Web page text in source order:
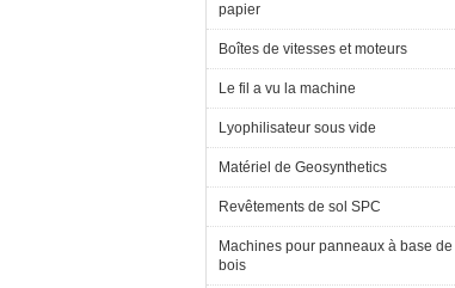
papier
Boîtes de vitesses et moteurs
Le fil a vu la machine
Lyophilisateur sous vide
Matériel de Geosynthetics
Revêtements de sol SPC
Machines pour panneaux à base de
bois